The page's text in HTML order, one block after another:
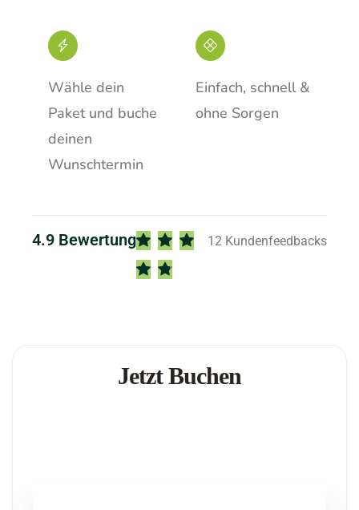
Wähle dein
Paket und buche
deinen
Wunschtermin
Einfach, schnell &
ohne Sorgen
4.9 Bewertung 12 Kundenfeedbacks
Jetzt Buchen